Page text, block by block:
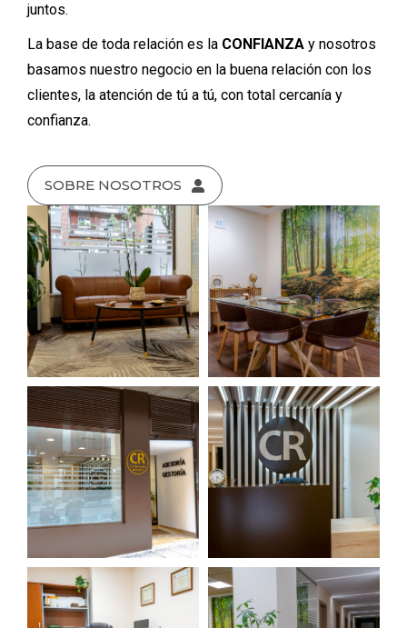
juntos.
La base de toda relación es la CONFIANZA y nosotros
basamos nuestro negocio en la buena relación con los
clientes, la atención de tú a tú, con total cercanía y
confianza.
SOBRE NOSOTROS